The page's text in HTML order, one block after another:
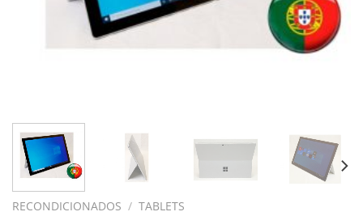
RECONDICIONADOS / TABLETS